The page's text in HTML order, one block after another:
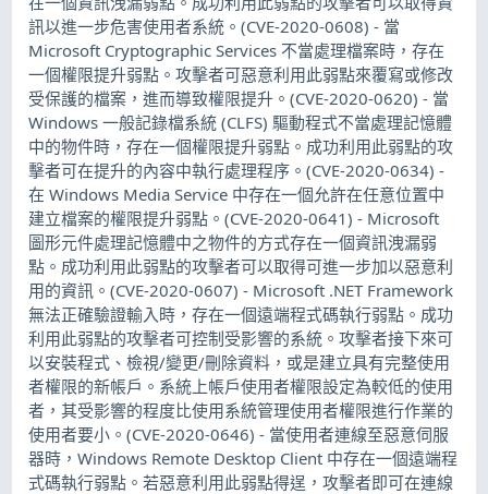
訊以進一步危害使用者系統。(CVE-2020-0608) - 當
Microsoft Cryptographic Services 不當處理檔案時，存在
一個權限提升弱點。攻擊者可惡意利用此弱點來覆寫或修改
受保護的檔案，進而導致權限提升。(CVE-2020-0620) - 當
Windows 一般記錄檔系統 (CLFS) 驅動程式不當處理記憶體
中的物件時，存在一個權限提升弱點。成功利用此弱點的攻
擊者可在提升的內容中執行處理程序。(CVE-2020-0634) -
在 Windows Media Service 中存在一個允許在任意位置中
建立檔案的權限提升弱點。(CVE-2020-0641) - Microsoft
圖形元件處理記憶體中之物件的方式存在一個資訊洩漏弱
點。成功利用此弱點的攻擊者可以取得可進一步加以惡意利
用的資訊。(CVE-2020-0607) - Microsoft .NET Framework
無法正確驗證輸入時，存在一個遠端程式碼執行弱點。成功
利用此弱點的攻擊者可控制受影響的系統。攻擊者接下來可
以安裝程式、檢視/變更/刪除資料，或是建立具有完整使用
者權限的新帳戶。系統上帳戶使用者權限設定為較低的使用
者，其受影響的程度比使用系統管理使用者權限進行作業的
使用者要小。(CVE-2020-0646) - 當使用者連線至惡意伺服
器時，Windows Remote Desktop Client 中存在一個遠端程
式碼執行弱點。若惡意利用此弱點得逞，攻擊者即可在連線